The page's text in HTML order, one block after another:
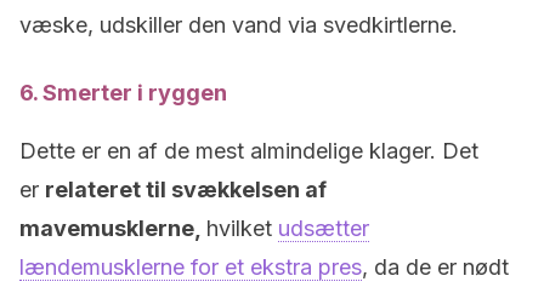
væske, udskiller den vand via svedkirtlerne.
6. Smerter i ryggen
Dette er en af de mest almindelige klager. Det
er relateret til svækkelsen af
mavemusklerne, hvilket udsætter
lændemusklerne for et ekstra pres, da de er nødt